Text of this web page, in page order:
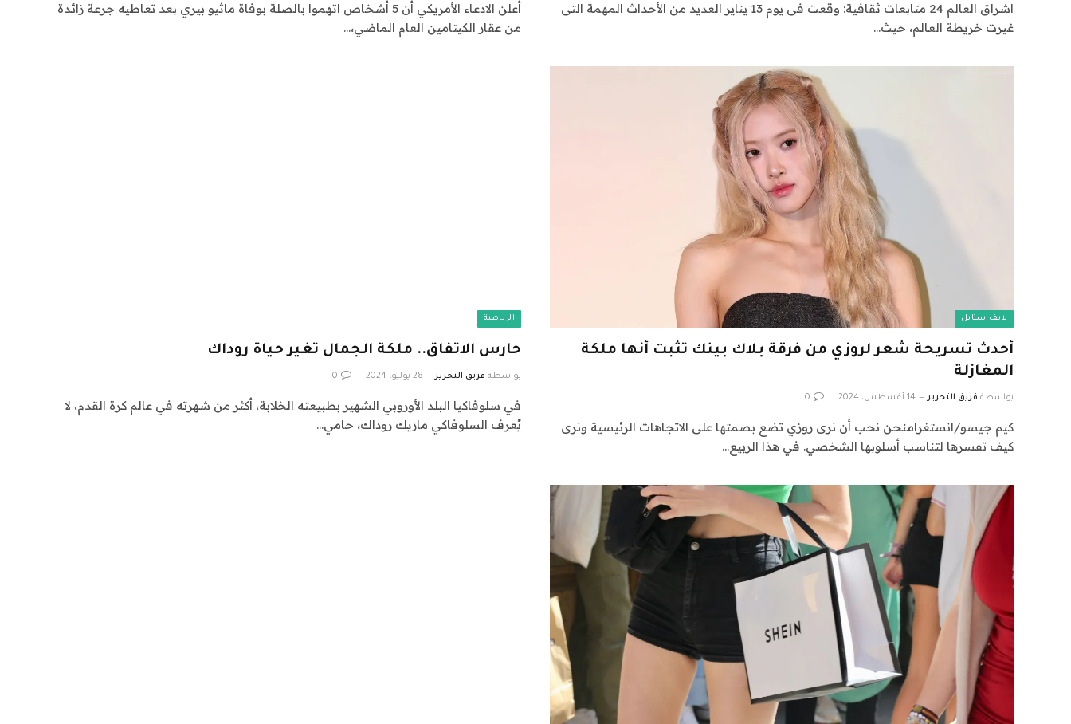
اشراق العالم 24 متابعات ثقافية: وقعت فى يوم 13 يناير العديد من الأحداث المهمة التى
غيرت خريطة العالم، حيث…
أعلن الادعاء الأمريكي أن 5 أشخاص اتهموا بالصلة بوفاة ماثيو بيري بعد تعاطيه جرعة زائدة
من عقار الكيتامين العام الماضي،…
لايف ستايل
أحدث تسريحة شعر لروزي من فرقة بلاك بينك تثبت أنها ملكة
المغازلة
بواسطة فريق التحرير 14 أغسطس، 2024 0
كيم جيسو/انستغرامنحن نحب أن نرى روزي تضع بصمتها على الاتجاهات الرئيسية ونرى
كيف تفسرها لتناسب أسلوبها الشخصي. في هذا الربيع…
الرياضية
حارس الاتفاق.. ملكة الجمال تغير حياة روداك
بواسطة فريق التحرير 28 يوليو، 2024 0
في سلوفاكيا البلد الأوروبي الشهير بطبيعته الخلابة، أكثر من شهرته في عالم كرة القدم، لا
يُعرف السلوفاكي ماريك روداك، حامي…